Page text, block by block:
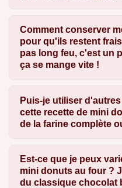
Comment conserver
pour qu'ils restent
pas long feu, c'est un
ça se mange vite !
Puis-je utiliser
cette recette de mini
de la farine complète
Est-ce que je peux
mini donuts au four ?
du classique chocolat